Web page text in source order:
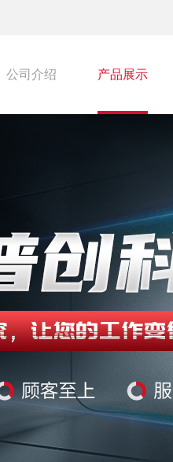
公司介绍 产品展示